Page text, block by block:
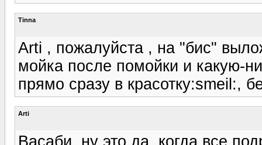
Tinna
Arti , пожалуйста , на "бис"
мойка после помойки и какую-
прямо сразу в красотку:smeil:,
Arti
Васаби, ну это да, когда все